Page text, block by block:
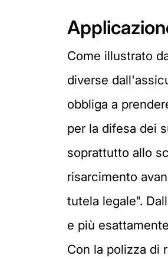
Come illustrato
diverse
obbliga a
per la difesa dei
soprattutto allo
risarcimento
tutela legale".
e più
Con la polizza di